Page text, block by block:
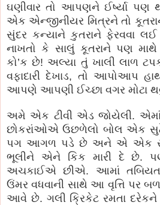
ઘણીવાર તો આપણને ઈર્ષ્યા પણ
એક એન્જીનીયર મિત્રને તો
સુંદર કન્યાને કુતરાને ફેરવવા લઈ
નાખતો કે સાલું કૂતરાને પણ માથે
કો’ક છે! અલ્યા તું ખાલી લાળ
વફાદારી દેખાડ, તો આપોઆપ
આપણે આપણી ઈચ્છા વગર મોટા
અમે એક ટીવી એડ જોયેલી. એમાં
છોકરાંઓએ ઉછળેલો બોલ એક
પગ આગળ પડે છે અને એ એક
ભૂલીને એને કિક મારી દે છે.
અચકાઈએ છીએ. આમાં
ઉંમર વધવાની સાથે આ વૃત્તિ પર
આવે છે. ગલી ક્રિકેટ રમતા